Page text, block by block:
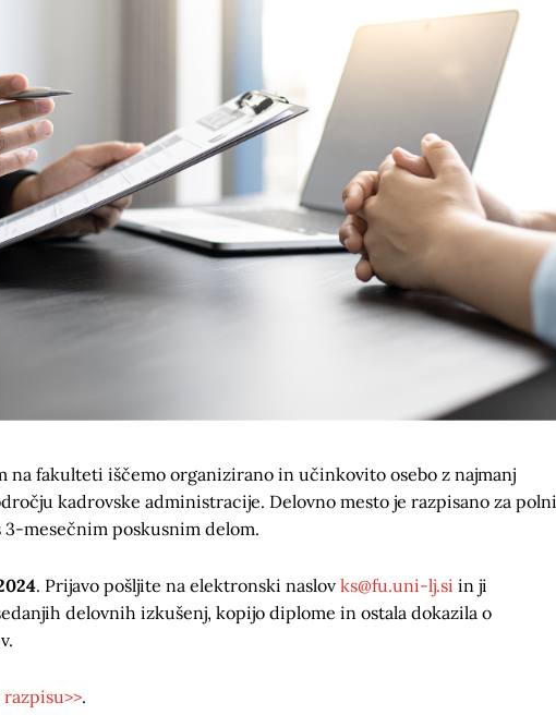
na fakulteti iščemo organizirano in učinkovito osebo z najmanj
kadrovske administracije. Delovno mesto je razpisano za polni
3-mesečnim poskusnim delom.
. Prijavo pošljite na elektronski naslov ks@fu.uni-lj.si in ji
delovnih izkušenj, kopijo diplome in ostala dokazila o
razpisu>>.